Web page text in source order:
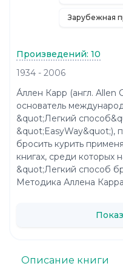
Описание книги
Произведений: 10
1934 - 2006
А́ллен Карр (англ. Allen
основатель
&quot;Легкий
&quot;EasyWay&quot;),
бросить курить
книгах, среди которых
&quot;Легкий способ
Методика Аллена Карра